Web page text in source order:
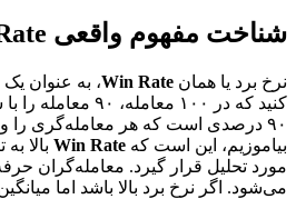
شناخت مفهوم واقعی Win Rate در معاملات الگوریتمی
نرخ برد یا همان Win Rate، به عنوان
کنید که در ۱۰۰ معامله، ۹۰ معامله را با سود ناچیز (مثلاً ۵ پیپ) بسته است و ۱۰ معامله باقی‌مانده را با ضررهای سنگین (مثلاً ۵۰ پیپ) به اتمام رسانده است. در ظاهر، این ربات دارای
۹۰ درصدی است که هر معامله‌گری را
بیاموزیم، این است که Win Rate
مورد تحلیل قرار گیرد. معامله‌گران
می‌شود. اگر نرخ برد بالا باشد اما